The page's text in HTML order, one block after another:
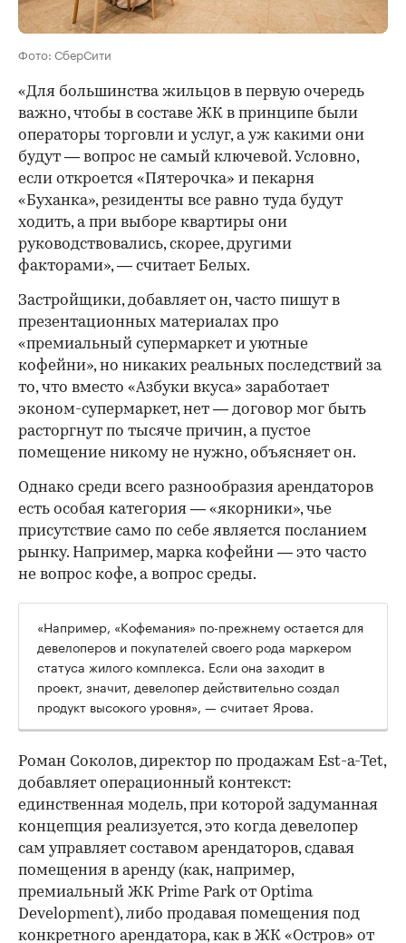
Фото: СберСити
«Для большинства жильцов в первую очередь
важно, чтобы в составе ЖК в принципе были
операторы торговли и услуг, а уж какими они
будут — вопрос не самый ключевой. Условно,
если откроется «Пятерочка» и пекарня
«Буханка», резиденты все равно туда будут
ходить, а при выборе квартиры они
руководствовались, скорее, другими
факторами», — считает Белых.
Застройщики, добавляет он, часто пишут в
презентационных материалах про
«премиальный супермаркет и уютные
кофейни», но никаких реальных последствий за
то, что вместо «Азбуки вкуса» заработает
эконом-супермаркет, нет — договор мог быть
расторгнут по тысяче причин, а пустое
помещение никому не нужно, объясняет он.
Однако среди всего разнообразия арендаторов
есть особая категория — «якорники», чье
присутствие само по себе является посланием
рынку. Например, марка кофейни — это часто
не вопрос кофе, а вопрос среды.
«Например, «Кофемания» по-прежнему остается для
девелоперов и покупателей своего рода маркером
статуса жилого комплекса. Если она заходит в
проект, значит, девелопер действительно создал
продукт высокого уровня», — считает Ярова.
Роман Соколов, директор по продажам Est-a-Tet,
добавляет операционный контекст:
единственная модель, при которой задуманная
концепция реализуется, это когда девелопер
сам управляет составом арендаторов, сдавая
помещения в аренду (как, например,
премиальный ЖК Prime Park от Optima
Development), либо продавая помещения под
конкретного арендатора, как в ЖК «Остров» от